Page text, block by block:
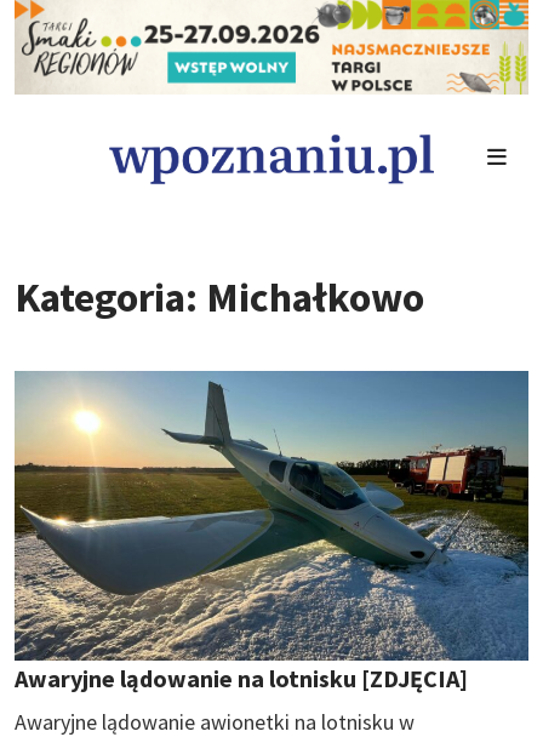
Kategoria: Michałkowo
Awaryjne lądowanie na lotnisku [ZDJĘCIA]
Awaryjne lądowanie awionetki na lotnisku w